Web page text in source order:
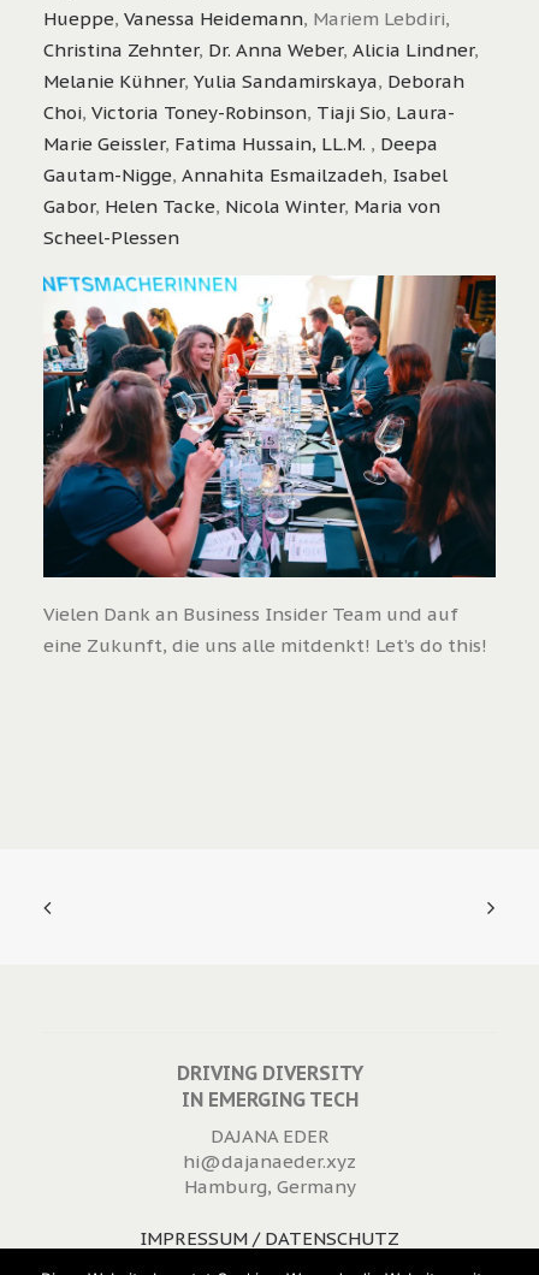
Hueppe, Vanessa Heidemann, Mariem Lebdiri,
Christina Zehnter, Dr. Anna Weber, Alicia Lindner,
Melanie Kühner, Yulia Sandamirskaya, Deborah
Choi, Victoria Toney-Robinson, Tiaji Sio, Laura-
Marie Geissler, Fatima Hussain, LL.M. , Deepa
Gautam-Nigge, Annahita Esmailzadeh, Isabel
Gabor, Helen Tacke, Nicola Winter, Maria von
Scheel-Plessen
Vielen Dank an Business Insider Team und auf
eine Zukunft, die uns alle mitdenkt! Let’s do this!
DRIVING DIVERSITY
IN EMERGING TECH
DAJANA EDER
hi@dajanaeder.xyz
Hamburg, Germany
IMPRESSUM / DATENSCHUTZ
WIDERRUFSRECHT